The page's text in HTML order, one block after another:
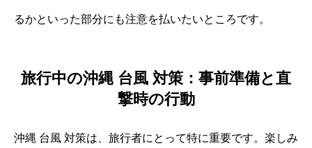
るかといった部分にも注意を払いたいところです。
旅行中の沖縄 台風 対策：事前準備と直
撃時の行動
沖縄 台風 対策は、旅行者にとって特に重要です。楽しみ